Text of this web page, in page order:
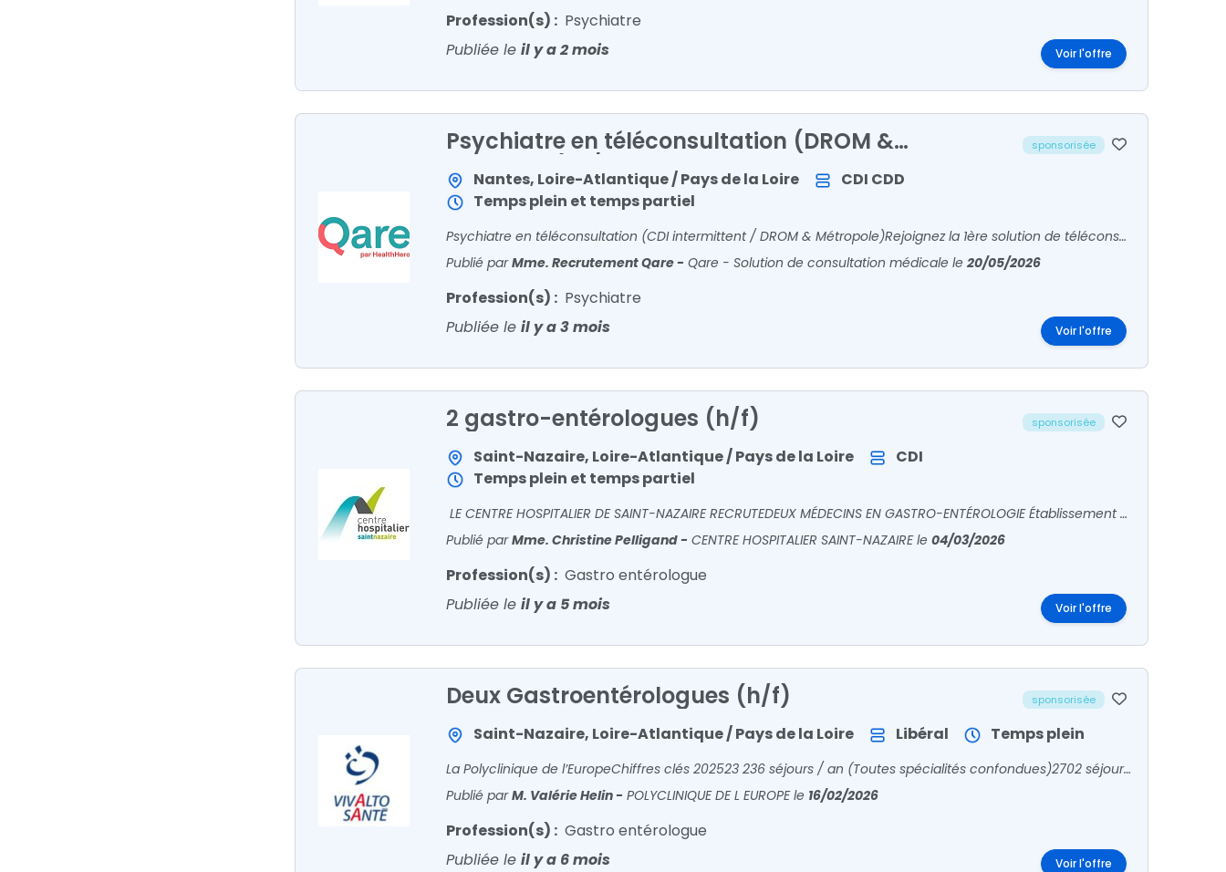
Profession(s) : Psychiatre
Publiée le il y a 2 mois Voir l'offre
Psychiatre en téléconsultation (DROM &
Métropole) h/f
sponsorisée
Nantes, Loire-Atlantique / Pays de la Loire CDI CDD
Temps plein et temps partiel
Psychiatre en téléconsultation (CDI intermittent / DROM & Métropole)Rejoignez la 1ère solution de téléconsultation d'accès aux soins en France Créée en 2017, Qare est aujourd'hui la plate
Publié parMme. Recrutement Qare- Qare - Solution de consultation médicale le 20/05/2026
Profession(s) : Psychiatre
Publiée le il y a 3 mois Voir l'offre
2 gastro-entérologues (h/f) sponsorisée
Saint-Nazaire, Loire-Atlantique / Pays de la Loire
CDI
Temps plein et temps partiel
LE CENTRE HOSPITALIER DE SAINT-NAZAIRE RECRUTEDEUX MÉDECINS EN GASTRO-ENTÉROLOGIE Établissement public de santé de 997 lits et plus de 3 200 professionnels, le Centre Hospitalier de Saint N
Publié parMme. Christine Pelligand- CENTRE HOSPITALIER SAINT-NAZAIREle 04/03/2026
Profession(s) : Gastro entérologue
Publiée le il y a 5 mois Voir l'offre
Deux Gastroentérologues (h/f) sponsorisée
Saint-Nazaire, Loire-Atlantique / Pays de la Loire Libéral Temps plein
La Polyclinique de l’EuropeChiffres clés 202523 236 séjours / an (Toutes spécialités confondues)2702 séjours en médecine,3006 séjours en chirurgie,15754 séjours en ambulatoire1774 séjours
Publié parM. Valérie Helin- POLYCLINIQUE DE L EUROPEle 16/02/2026
Profession(s) : Gastro entérologue
Publiée le il y a 6 mois Voir l'offre